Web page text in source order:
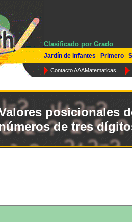
Clasificado por Grado
Jardín de infantes | Primero |
Contacto AAAMatematicas
posicionales
de tres